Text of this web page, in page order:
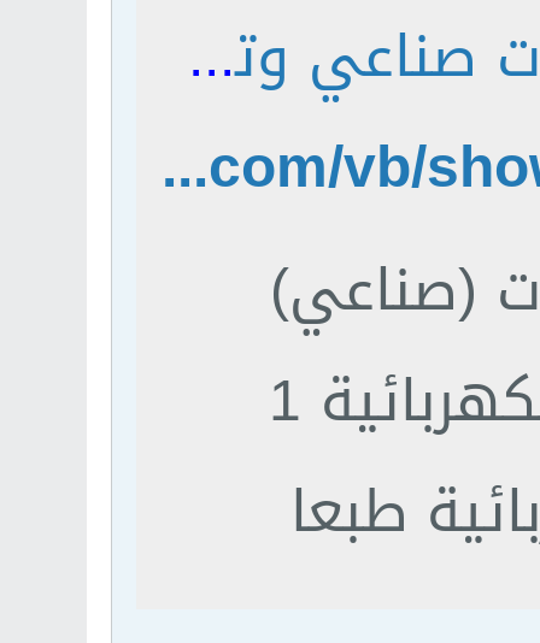
تقارير مختبر الالكترونيات صناعي وتقارير مختبر الدوائر الكهربائية 1 - منتديات الهندسة الصناعية
http://www.ienajah.com/vb/showthread.php?t=6180
(صناعي)
وتقارير مختبر الدوائر الكهربائية 1
لطلاب الهندسة الكهربائية طبعا